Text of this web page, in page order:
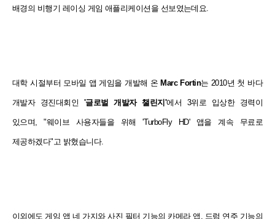
배경의 비행기 레이싱 게임 애플리케이션을 선보였는데요.
대학 시절부터 모바일 앱 게임을 개발해 온 Marc Fortin는 2010년 첫 바다
개발자 경진대회인 '글로벌 개발자 챌린지'에서 3위로 입상한 경력이
있으며, "웨이브 사용자들을 위해 'TurboFly HD' 앱을 계속 무료로
제공하겠다"고 밝혔습니다.
이외에도 게임 앱 네 가지와 사진 필터 기능의 카메라 앱, 드럼 연주 기능의